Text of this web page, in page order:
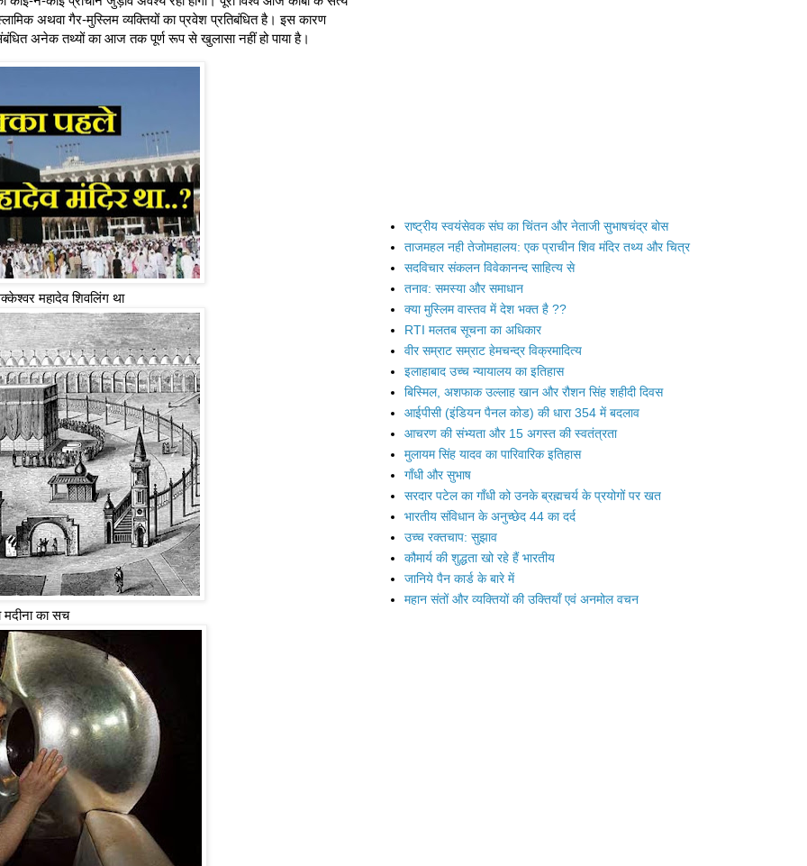
अथवा गैर-मुस्लिम व्यक्तियों का प्रवेश प्रतिबंधित है। इस कारण
अनेक तथ्यों का आज तक पूर्ण रूप से खुलासा नहीं हो पाया है।
महादेव शिवलिंग था
मदीना का सच
राष्ट्रीय स्वयंसेवक संघ का चिंतन और नेताजी सुभाषचंद्र बोस
ताजमहल नही तेजोमहालय: एक प्राचीन शिव मंदिर तथ्य और चित्र
सदविचार संकलन विवेकानन्द साहित्य से
तनाव: समस्या और समाधान
क्या मुस्लिम वास्तव में देश भक्त है ??
RTI मलतब सूचना का अधिकार
वीर सम्राट सम्राट हेमचन्द्र विक्रमादित्य
इलाहाबाद उच्च न्यायालय का इतिहास
बिस्मिल, अशफाक उल्लाह खान और रौशन सिंह शहीदी दिवस
आईपीसी (इंडियन पैनल कोड) की धारा 354 में बदलाव
आचरण की संभ्यता और 15 अगस्त की स्वतंत्रता
मुलायम सिंह यादव का पारिवारिक इतिहास
गाँधी और सुभाष
सरदार पटेल का गाँधी को उनके ब्रह्मचर्य के प्रयोगों पर खत
भारतीय संविधान के अनुच्छेद 44 का दर्द
उच्च रक्तचाप: सुझाव
कौमार्य की शुद्धता खो रहे हैं भारतीय
जानिये पैन कार्ड के बारे में
महान संतों और व्यक्तियों की उक्तियाँ एवं अनमोल वचन